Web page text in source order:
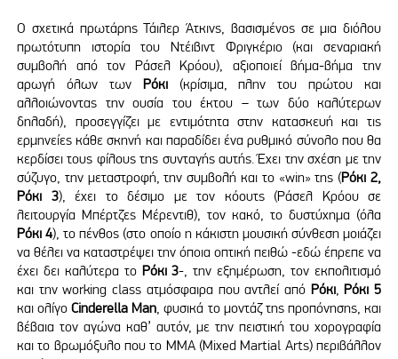
Ο σχετικά πρωτάρης Τάιλερ Άτκινς, βασισμένος σε μια διόλου
πρωτότυπη ιστορία του Ντέιβιντ Φριγκέριο (και σεναριακή
συμβολή από τον Ράσελ Κρόου), αξιοποιεί βήμα-βήμα την
αρωγή όλων των Ρόκι(κρίσιμα, πλην του πρώτου και
αλλοιώνοντας την ουσία του έκτου – των δύο καλύτερων
δηλαδή), προσεγγίζει με εντιμότητα στην κατασκευή και τις
ερμηνείες κάθε σκηνή και παραδίδει ένα ρυθμικό σύνολο που θα
κερδίσει τους φίλους της συνταγής αυτής. Έχει την σχέση με την
σύζυγο, την μεταστροφή, την συμβολή και το «win» της (Ρόκι 2,
Ρόκι 3), έχει το δέσιμο με τον κόουτς (Ράσελ Κρόου σε
λειτουργία Μπέρτζες Μέρεντιθ), τον κακό, το δυστύχημα (όλα
Ρόκι 4), το πένθος (στο οποίο η κάκιστη μουσική σύνθεση μοιάζει
να θέλει να καταστρέψει την όποια οπτική πειθώ -εδώ έπρεπε να
έχει δει καλύτερα το Ρόκι 3-, την εξημέρωση, τον εκπολιτισμό
και την working class ατμόσφαιρα που αντλεί από Ρόκι,Ρόκι 5
και ολίγοCinderella Man, φυσικά το μοντάζ της προπόνησης, και
βέβαια τον αγώνα καθ’ αυτόν, με την πειστική του χορογραφία
και το βρωμόξυλο που το MMA (Mixed Martial Arts) περιβάλλον